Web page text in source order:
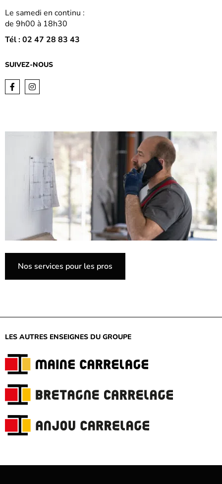
Le samedi en continu :
de 9h00 à 18h30
Tél : 02 47 28 83 43
SUIVEZ-NOUS
FacebookInstagram
Nos services pour les pros
LES AUTRES ENSEIGNES DU GROUPE